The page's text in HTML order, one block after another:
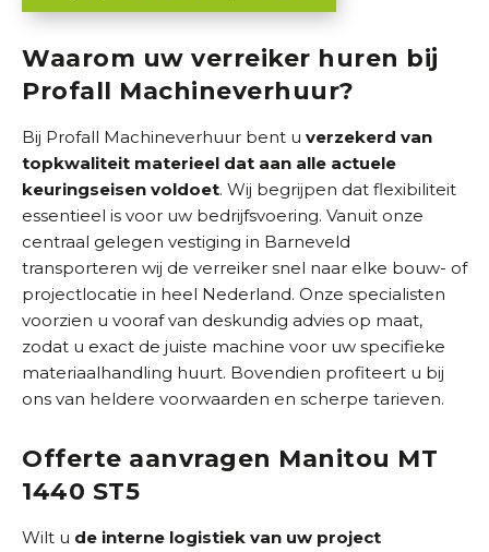
Waarom uw verreiker huren bij
Profall Machineverhuur?
Bij Profall Machineverhuur bent u verzekerd van
topkwaliteit materieel dat aan alle actuele
keuringseisen voldoet. Wij begrijpen dat flexibiliteit
essentieel is voor uw bedrijfsvoering. Vanuit onze
centraal gelegen vestiging in Barneveld
transporteren wij de verreiker snel naar elke bouw- of
projectlocatie in heel Nederland. Onze specialisten
voorzien u vooraf van deskundig advies op maat,
zodat u exact de juiste machine voor uw specifieke
materiaalhandling huurt. Bovendien profiteert u bij
ons van heldere voorwaarden en scherpe tarieven.
Offerte aanvragen Manitou MT
1440 ST5
Wilt u de interne logistiek van uw project